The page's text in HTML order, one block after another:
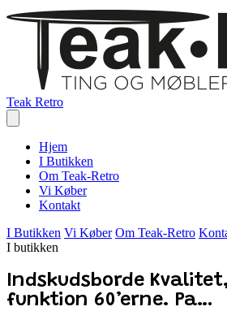
Teak Retro
Hjem
I Butikken
Om Teak-Retro
Vi Køber
Kontakt
I Butikken Vi Køber Om Teak-Retro
I butikken
Indskudsborde
funktion 60’erne. Pa…